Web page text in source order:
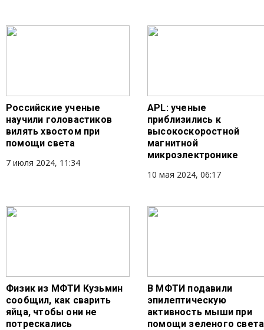
Российские ученые
научили головастиков
вилять хвостом при
помощи света
7 июля 2024, 11:34
APL: ученые
приблизились к
высокоскоростной
магнитной
микроэлектронике
10 мая 2024, 06:17
Физик из МФТИ Кузьмин
сообщил, как сварить
яйца, чтобы они не
потрескались
В МФТИ подавили
эпилептическую
активность мыши при
помощи зеленого света